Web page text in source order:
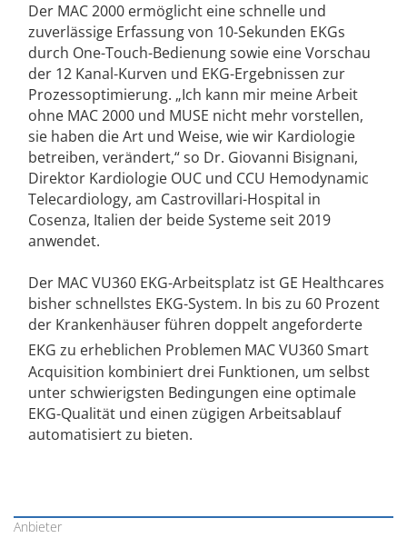
Der MAC 2000 ermöglicht eine schnelle und
zuverlässige Erfassung von 10-Sekunden EKGs
durch One-Touch-Bedienung sowie eine Vorschau
der 12 Kanal-Kurven und EKG-Ergebnissen zur
Prozessoptimierung. „Ich kann mir meine Arbeit
ohne MAC 2000 und MUSE nicht mehr vorstellen,
sie haben die Art und Weise, wie wir Kardiologie
betreiben, verändert,“ so Dr. Giovanni Bisignani,
Direktor Kardiologie OUC und CCU Hemodynamic
Telecardiology, am Castrovillari-Hospital in
Cosenza, Italien der beide Systeme seit 2019
anwendet.
Der MAC VU360 EKG-Arbeitsplatz ist GE Healthcares
bisher schnellstes EKG-System. In bis zu 60 Prozent
der Krankenhäuser führen doppelt angeforderte
EKG zu erheblichen Problemen MAC VU360 Smart
Acquisition kombiniert drei Funktionen, um selbst
unter schwierigsten Bedingungen eine optimale
EKG-Qualität und einen zügigen Arbeitsablauf
automatisiert zu bieten.
Anbieter